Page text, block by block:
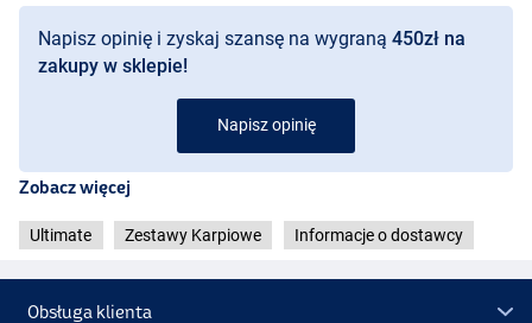
- Gotowy zestaw
- Wytrzymałość: 25lb
- Bezpieczny dla ryb
- W zestawie stopery do kulek i ciężarek
- Złożony z wysokiej jakości komponentów
Ultimate Carp Classic Pop Ups
Napisz opinię i zyskaj szansę na wygraną 450zł na
zakupy w sklepie!
Napisz opinię
Zobacz więcej
Ultimate Zestawy Karpiowe Informacje o dostawcy
Obsługa klienta